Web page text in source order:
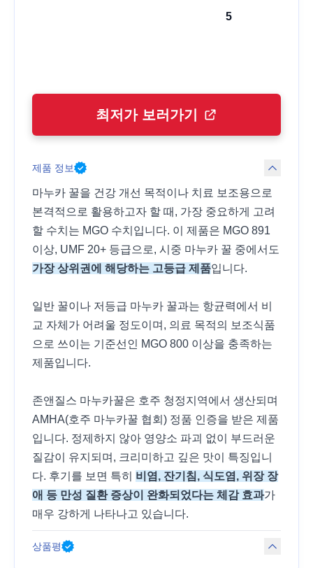
5
최저가 보러가기
제품 정보
마누카 꿀을 건강 개선 목적이나 치료 보조용으로
본격적으로 활용하고자 할 때, 가장 중요하게 고려
할 수치는 MGO 수치입니다. 이 제품은 MGO 891
이상, UMF 20+ 등급으로, 시중 마누카 꿀 중에서도
가장 상위권에 해당하는 고등급 제품입니다.
일반 꿀이나 저등급 마누카 꿀과는 항균력에서 비
교 자체가 어려울 정도이며, 의료 목적의 보조식품
으로 쓰이는 기준선인 MGO 800 이상을 충족하는
제품입니다.
존앤질스 마누카꿀은 호주 청정지역에서 생산되며
AMHA(호주 마누카꿀 협회) 정품 인증을 받은 제품
입니다. 정제하지 않아 영양소 파괴 없이 부드러운
질감이 유지되며, 크리미하고 깊은 맛이 특징입니
다. 후기를 보면 특히 비염, 잔기침, 식도염, 위장 장
애 등 만성 질환 증상이 완화되었다는 체감 효과가
매우 강하게 나타나고 있습니다.
상품평